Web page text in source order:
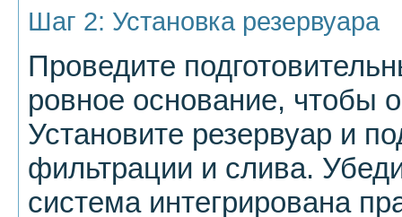
Шаг 2: Установка резервуара
Проведите
ровное основание, чтобы
Установите резервуар и
фильтрации и слива.
система интегрирована